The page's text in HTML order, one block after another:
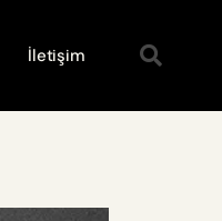
İletişim